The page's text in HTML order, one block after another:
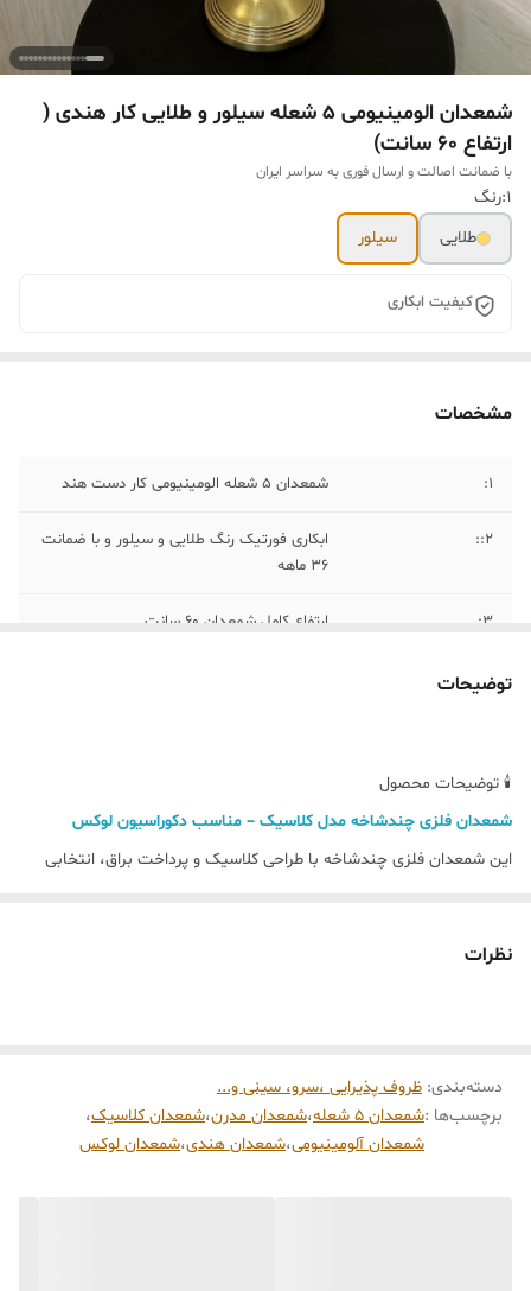
شمعدان الومینیومی ۵ شعله سیلور و طلایی کار هندی (
ارتفاع ۶۰ سانت)
با ضمانت اصالت و ارسال فوری به سراسر ایران
1:رنگ
طلایی
سیلور
کیفیت ابکاری
مشخصات
۱: شمعدان ۵ شعله الومینیومی کار دست هند
۲::
ابکاری فورتیک رنگ طلایی و سیلور و با ضمانت
۳۶ ماهه
۳: ارتفاع کامل شمعدان ۶۰ سانت
۴:
توضیحات
🕯 توضیحات محصول
شمعدان فلزی چندشاخه مدل کلاسیک – مناسب دکوراسیون لوکس
این شمعدان فلزی چندشاخه با طراحی کلاسیک و پرداخت براق، انتخابی
رنگ، خط‌وخش سطحی و گذر زمان مقاومت بالایی داشته باشد. امکان
استفاده از شمع‌های قلمی استاندارد، کاربرد آن را ساده و در عین حال
نظرات
دسته‌بندی: ظروف پذیرایی ،سرو، سینی و‌...
برچسب‌ها :شمعدان ۵ شعله ،شمعدان مدرن،شمعدان کلاسیک،
شمعدان آلومینیومی،شمعدان هندی،شمعدان لوکس